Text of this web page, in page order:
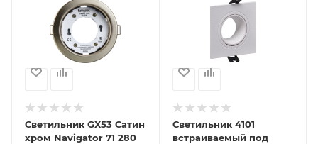
Светильник GX53 Сатин
хром Navigator 71 280
Светильник 4101
встраиваемый под